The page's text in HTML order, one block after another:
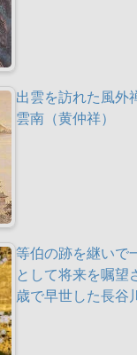
出雲を訪れた風外
雲南（黄仲祥）
等伯の跡を継いで
として将来を嘱望
歳で早世した長谷